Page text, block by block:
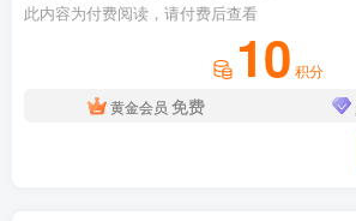
此内容为付费阅读，请付费后查看
10 积分
黄金会员 免费